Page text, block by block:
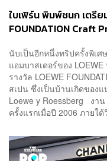
ใบเฟิร์น พิมพ์ชนก เตรีย
FOUNDATION Craft
นับเป็นอีกหนึ่งทริปครั้งพิเ
แอมบาสเดอร์ของ
รางวัล LOEWE
สเปน ซึ่งเป็นบ้านเกิดของ
Loewe y Roessberg งาน
ครั้งแรกเมื่อปี 2006 ภายใ